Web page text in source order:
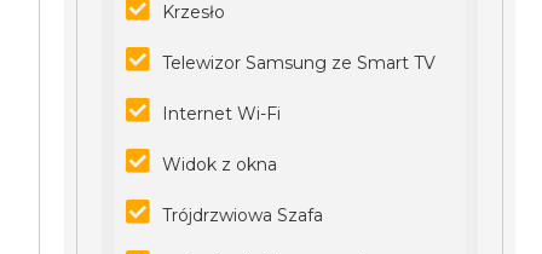
Krzesło
Telewizor Samsung ze Smart TV
Internet Wi-Fi
Widok z okna
Trójdrzwiowa Szafa